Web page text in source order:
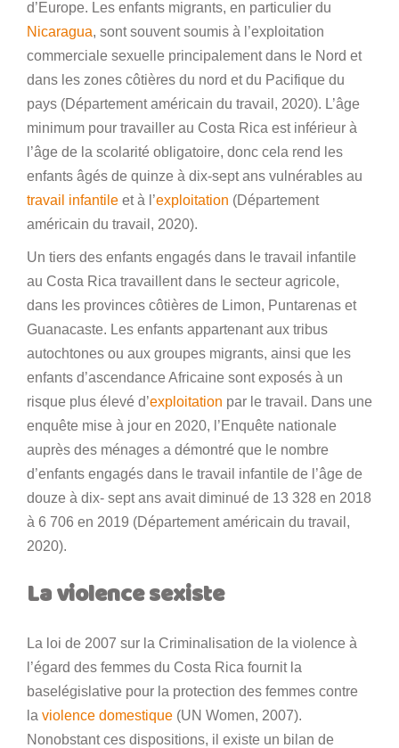
d’Europe. Les enfants migrants, en particulier du
Nicaragua, sont souvent soumis à l’exploitation
commerciale sexuelle principalement dans le Nord et
dans les zones côtières du nord et du Pacifique du
pays (Département américain du travail, 2020). L’âge
minimum pour travailler au Costa Rica est inférieur à
l’âge de la scolarité obligatoire, donc cela rend les
enfants âgés de quinze à dix-sept ans vulnérables au
travail infantile et à l’exploitation (Département
américain du travail, 2020).
Un tiers des enfants engagés dans le travail infantile
au Costa Rica travaillent dans le secteur agricole,
dans les provinces côtières de Limon, Puntarenas et
Guanacaste. Les enfants appartenant aux tribus
autochtones ou aux groupes migrants, ainsi que les
enfants d’ascendance Africaine sont exposés à un
risque plus élevé d’exploitation par le travail. Dans une
enquête mise à jour en 2020, l’Enquête nationale
auprès des ménages a démontré que le nombre
d’enfants engagés dans le travail infantile de l’âge de
douze à dix- sept ans avait diminué de 13 328 en 2018
à 6 706 en 2019 (Département américain du travail,
2020).
La violence sexiste
La loi de 2007 sur la Criminalisation de la violence à
l’égard des femmes du Costa Rica fournit la
baselégislative pour la protection des femmes contre
la violence domestique (UN Women, 2007).
Nonobstant ces dispositions, il existe un bilan de